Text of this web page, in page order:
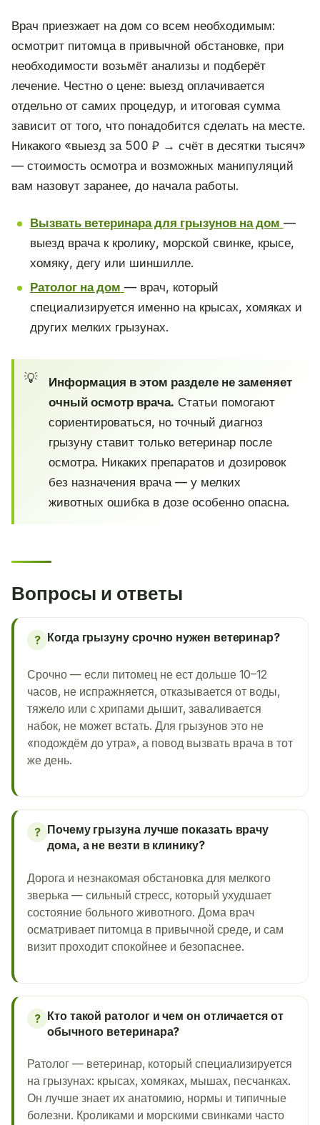
Врач приезжает на дом со всем необходимым:
осмотрит питомца в привычной обстановке, при
необходимости возьмёт анализы и подберёт
лечение. Честно о цене: выезд оплачивается
отдельно от самих процедур, и итоговая сумма
зависит от того, что понадобится сделать на месте.
Никакого «выезд за 500 ₽ → счёт в десятки тысяч»
— стоимость осмотра и возможных манипуляций
вам назовут заранее, до начала работы.
Вызвать ветеринара для грызунов на дом —
выезд врача к кролику, морской свинке, крысе,
хомяку, дегу или шиншилле.
Ратолог на дом — врач, который
специализируется именно на крысах, хомяках и
других мелких грызунах.
Информация в этом разделе не заменяет
очный осмотр врача. Статьи помогают
сориентироваться, но точный диагноз
грызуну ставит только ветеринар после
осмотра. Никаких препаратов и дозировок
без назначения врача — у мелких
животных ошибка в дозе особенно опасна.
Вопросы и ответы
? Когда грызуну срочно нужен ветеринар?
Срочно — если питомец не ест дольше 10–12
часов, не испражняется, отказывается от воды,
тяжело или с хрипами дышит, заваливается
набок, не может встать. Для грызунов это не
«подождём до утра», а повод вызвать врача в тот
же день.
? Почему грызуна лучше показать врачу
дома, а не везти в клинику?
Дорога и незнакомая обстановка для мелкого
зверька — сильный стресс, который ухудшает
состояние больного животного. Дома врач
осматривает питомца в привычной среде, и сам
визит проходит спокойнее и безопаснее.
? Кто такой ратолог и чем он отличается от
обычного ветеринара?
Ратолог — ветеринар, который специализируется
на грызунах: крысах, хомяках, мышах, песчанках.
Он лучше знает их анатомию, нормы и типичные
болезни. Кроликами и морскими свинками часто